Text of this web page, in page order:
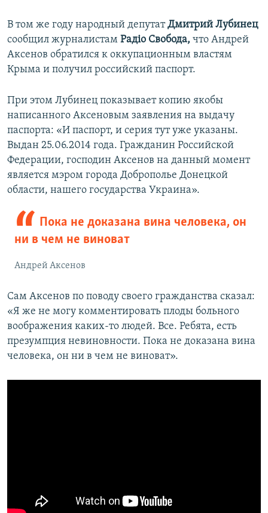
В том же году народный депутатДмитрий Лубинец
сообщил журналистам Радiо Свобода, что Андрей
Аксенов обратился к оккупационным властям
Крыма и получил российский паспорт.
При этом Лубинец показывает копию якобы
написанного Аксеновым заявления на выдачу
паспорта: «И паспорт, и серия тут уже указаны.
Выдан 25.06.2014 года. Гражданин Российской
Федерации, господин Аксенов на данный момент
является мэром города Доброполье Донецкой
области, нашего государства Украина».
Пока не доказана вина человека, он
ни в чем не виноват
Андрей Аксенов
Сам Аксенов по поводу своего гражданства сказал:
«Я же не могу комментировать плоды больного
воображения каких-то людей. Все. Ребята, есть
презумпция невиновности. Пока не доказана вина
человека, он ни в чем не виноват».